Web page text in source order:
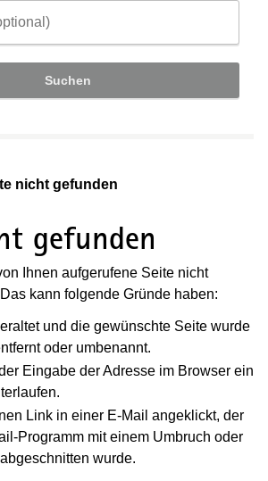
Suchen
nicht gefunden
gefunden
Ihnen aufgerufene Seite nicht
kann folgende Gründe haben:
und die gewünschte Seite wurde
oder umbenannt.
Eingabe der Adresse im Browser ein
Link in einer E-Mail angeklickt, der
Programm mit einem Umbruch oder
wurde.